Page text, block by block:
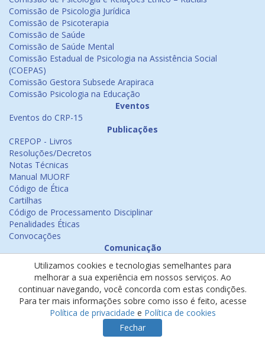
Comissão de Psicologia Jurídica
Comissão de Psicoterapia
Comissão de Saúde
Comissão de Saúde Mental
Comissão Estadual de Psicologia na Assistência Social
(COEPAS)
Comissão Gestora Subsede Arapiraca
Comissão Psicologia na Educação
Eventos
Eventos do CRP-15
Publicações
CREPOP - Livros
Resoluções/Decretos
Notas Técnicas
Manual MUORF
Código de Ética
Cartilhas
Código de Processamento Disciplinar
Penalidades Éticas
Convocações
Comunicação
Emissão de Certificados
Psicologia na Mídia
Ouvidoria
Política de cookies
Política de privacidade
Utilizamos cookies e tecnologias semelhantes para
melhorar a sua experiência em nossos serviços. Ao
continuar navegando, você concorda com estas condições.
Para ter mais informações sobre como isso é feito, acesse
Política de privacidade e Política de cookies
Fechar